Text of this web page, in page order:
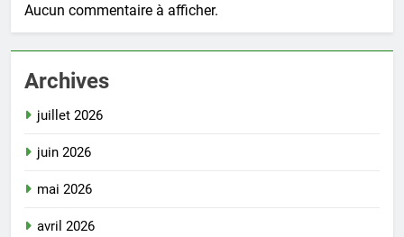
Aucun commentaire à afficher.
Archives
juillet 2026
juin 2026
mai 2026
avril 2026